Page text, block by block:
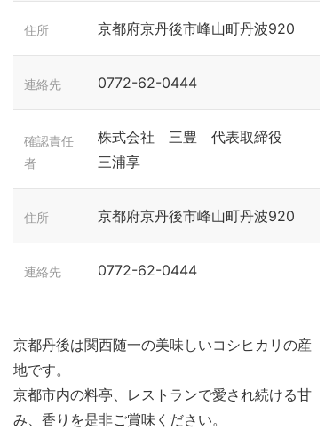
住所 京都府京丹後市峰山町丹波920
連絡先 0772-62-0444
確認責任
者
株式会社 三豊 代表取締役
三浦享
住所 京都府京丹後市峰山町丹波920
連絡先 0772-62-0444
京都丹後は関西随一の美味しいコシヒカリの産
地です。
京都市内の料亭、レストランで愛され続ける甘
み、香りを是非ご賞味ください。